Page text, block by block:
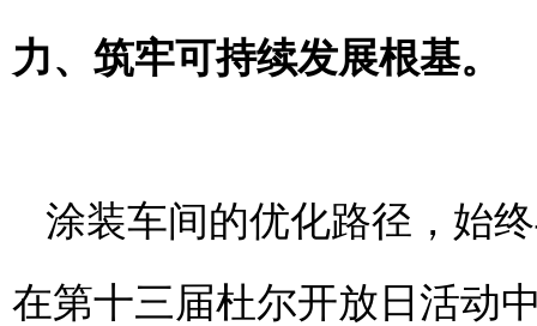
力、筑牢可持续发展根基。
涂装车间的优化路径，始
在第十三届杜尔开放日活动